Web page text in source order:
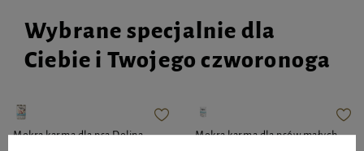
Wybrane specjalnie dla
Ciebie i Twojego czworonoga
Mokra karma dla psa Dolina
Mokra karma dla psów małych